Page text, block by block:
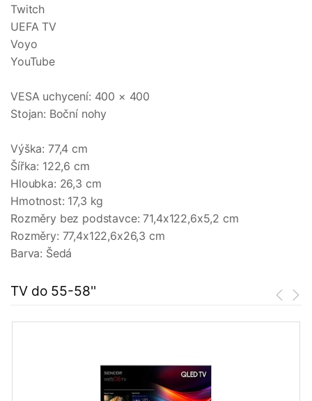
Twitch
UEFA TV
Voyo
YouTube
VESA uchycení: 400 × 400
Stojan: Boční nohy
Výška: 77,4 cm
Šířka: 122,6 cm
Hloubka: 26,3 cm
Hmotnost: 17,3 kg
Rozměry bez podstavce: 71,4x122,6x5,2 cm
Rozměry: 77,4x122,6x26,3 cm
Barva: Šedá
TV do 55-58''